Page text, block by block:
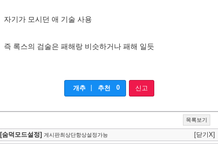
자기가 모시던 애 기술 사용
즉 록스의 검술은 패해랑 비슷하거나 패해 일듯
개추 추천 0 신고
목록보기
[숨덕모드설정] 게시판최상단항상설정가능 [닫기X]